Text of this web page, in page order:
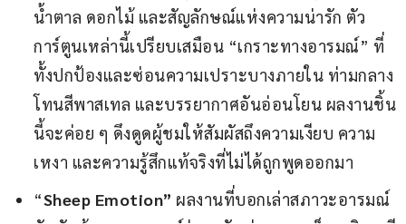
น้ำตาล ดอกไม้ และสัญลักษณ์แห่งความน่ารัก ตัว
การ์ตูนเหล่านี้เปรียบเสมือน “เกราะทางอารมณ์” ที่
ทั้งปกป้องและซ่อนความเปราะบางภายใน ท่ามกลาง
โทนสีพาสเทล และบรรยากาศอันอ่อนโยน ผลงานชิ้น
นี้จะค่อย ๆ ดึงดูดผู้ชมให้สัมผัสถึงความเงียบ ความ
เหงา และความรู้สึกแท้จริงที่ไม่ได้ถูกพูดออกมา
“Sheep Emotion” ผลงานที่บอกเล่าสภาวะอารมณ์